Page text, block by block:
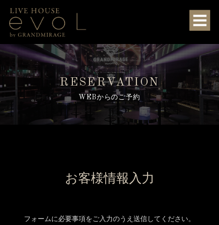
RESERVATION
WEBからのご予約
お客様情報入力
フォームに必要事項をご入力のうえ送信してください。